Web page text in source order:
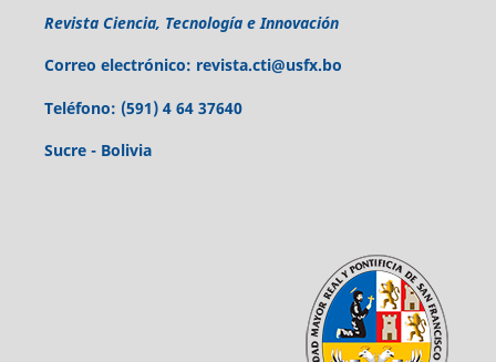
Revista Ciencia, Tecnología e Innovación
Correo electrónico: revista.cti@usfx.bo
Teléfono: (591) 4 64 37640
Sucre - Bolivia